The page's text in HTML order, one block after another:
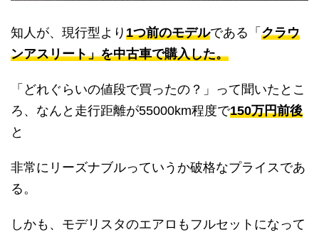
知人が、現行型より 1つ前のモデルである「 クラウ
ンアスリート」を中古車で購入した。
「どれぐらいの値段で買ったの？」って聞いたとこ
ろ、なんと走行距離が55000km程度で150万円前後
と
非常にリーズナブルっていうか破格なプライスであ
る。
しかも、モデリスタのエアロもフルセットになって